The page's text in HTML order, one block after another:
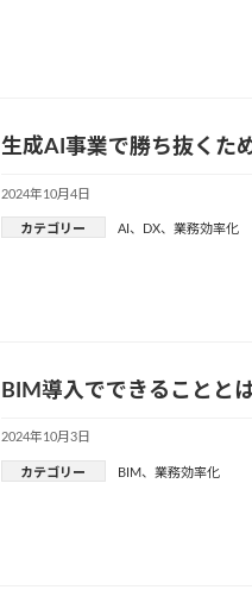
生成AI事業で勝ち抜くた
2024年10月4日
カテゴリー AI、 DX、 業務効率化
BIM導入でできることと
2024年10月3日
カテゴリー BIM、 業務効率化